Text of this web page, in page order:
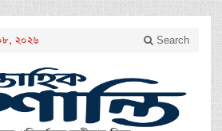
2026 Search